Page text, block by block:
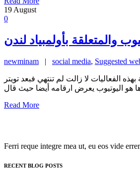
19 August
0
والمتعلقة بأولمبياد لندن
newminam | social media, Suggested
الفعاليات لا زالت لم تنتهي فبعد تويتر
Read More
Ferri reque integre mea ut, eu eos vide
RECENT BLOG POSTS